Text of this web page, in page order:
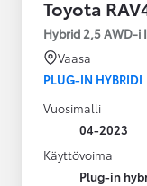
Toyota
Hybrid 2,5 AWD-i
Vaasa
PLUG-IN HYBRIDI
Vuosimalli
04-2023
Käyttövoima
Plug-in